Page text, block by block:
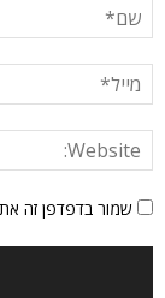
שמור בדפדפן זה